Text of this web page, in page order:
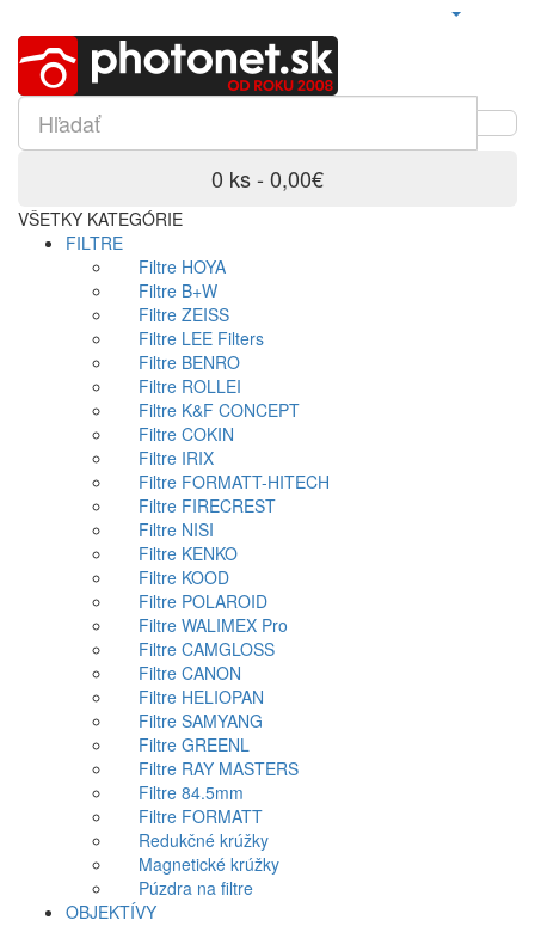
0 ks - 0,00€
VŠETKY KATEGÓRIE
FILTRE
Filtre HOYA
Filtre B+W
Filtre ZEISS
Filtre LEE Filters
Filtre BENRO
Filtre ROLLEI
Filtre K&F CONCEPT
Filtre COKIN
Filtre IRIX
Filtre FORMATT-HITECH
Filtre FIRECREST
Filtre NISI
Filtre KENKO
Filtre KOOD
Filtre POLAROID
Filtre WALIMEX Pro
Filtre CAMGLOSS
Filtre CANON
Filtre HELIOPAN
Filtre SAMYANG
Filtre GREENL
Filtre RAY MASTERS
Filtre 84.5mm
Filtre FORMATT
Redukčné krúžky
Magnetické krúžky
Púzdra na filtre
OBJEKTÍVY